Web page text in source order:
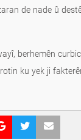
de nade û
berhemên
ku yek ji